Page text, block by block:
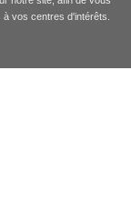
vos centres d'intérêts.